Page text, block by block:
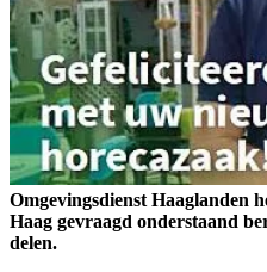
Omgevingsdienst Haaglanden
Haag gevraagd onderstaand
delen.